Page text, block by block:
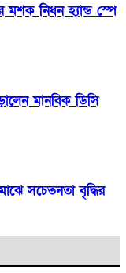
মশক নিধন হ্যান্ড স্পে
মানবিক ডিসি
সচেতনতা বৃদ্ধির